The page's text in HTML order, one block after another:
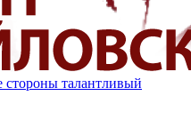
стороны талантливый